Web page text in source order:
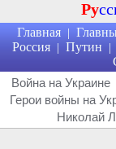
Ру
Главная |
Россия | Путин |
Война на Украине
Герои войны на
Николай